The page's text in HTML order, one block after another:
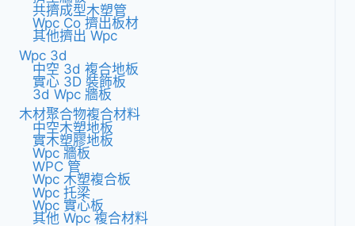
共擠成型木塑管
Wpc Co 擠出板材
其他擠出 Wpc
Wpc 3d
中空 3d 複合地板
實心 3D 裝飾板
3d Wpc 牆板
木材聚合物複合材料
中空木塑地板
實木塑膠地板
Wpc 牆板
WPC 管
Wpc 木塑複合板
Wpc 托梁
Wpc 實心板
其他 Wpc 複合材料